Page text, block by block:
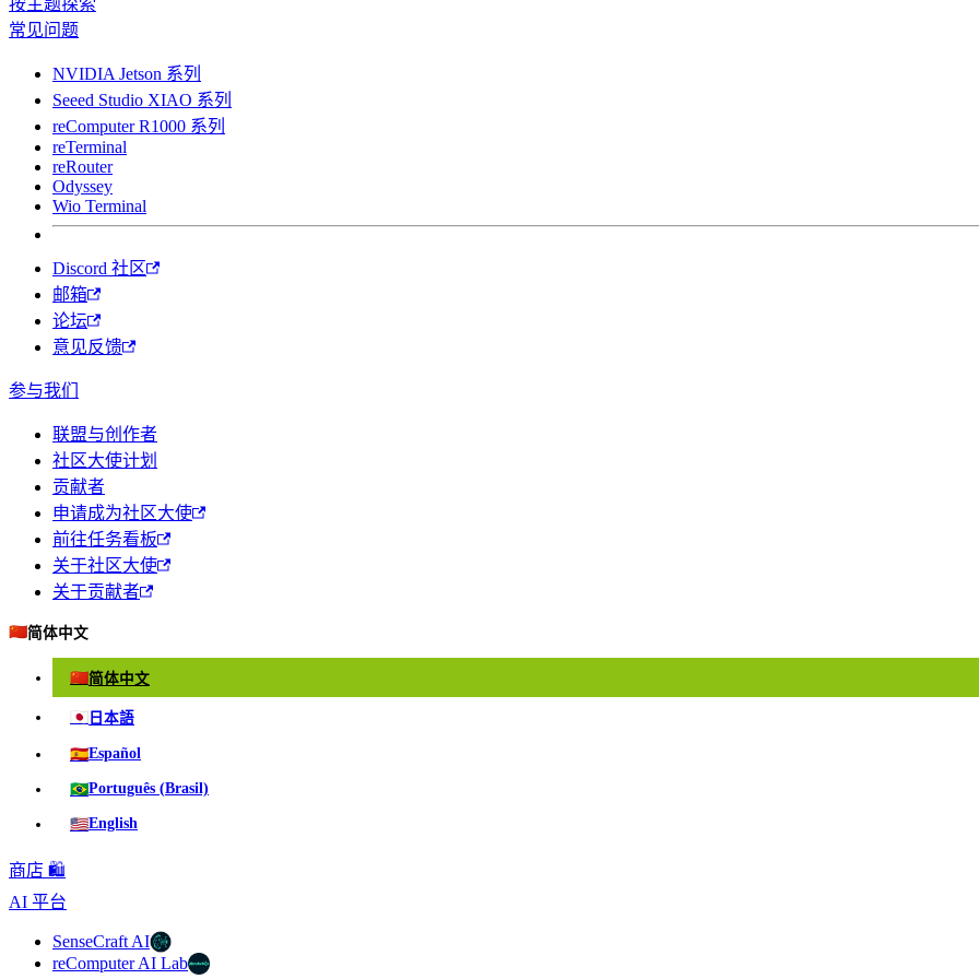
按主题探索
常见问题
NVIDIA Jetson 系列
Seeed Studio XIAO 系列
reComputer R1000 系列
reTerminal
reRouter
Odyssey
Wio Terminal
Discord 社区
邮箱
论坛
意见反馈
参与我们
联盟与创作者
社区大使计划
贡献者
申请成为社区大使
前往任务看板
关于社区大使
关于贡献者
🇨🇳简体中文
🇨🇳简体中文
🇯🇵 日本語
🇪🇸Español
🇧🇷Português (Brasil)
🇺🇸English
商店 🛍️
AI 平台
SenseCraft AI
reComputer AI Lab